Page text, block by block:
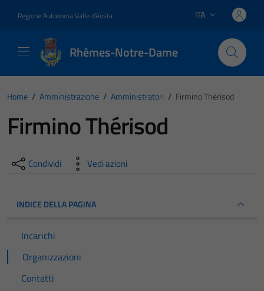
Regione Autonoma Valle d'Aosta Lingua attiva:
ITA
Rhêmes-Notre-Dame
Home / Amministrazione / Amministratori / Firmino Thérisod
Firmino Thérisod
Condividi Vedi azioni
INDICE DELLA PAGINA
Incarichi
Organizzazioni
Contatti